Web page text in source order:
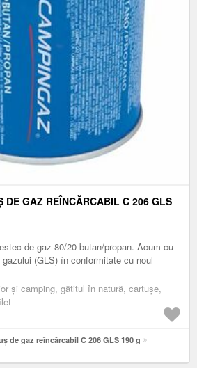
DE GAZ REÎNCĂRCABIL C 206 GLS
de gaz 80/20 butan/propan. Acum cu
(GLS) în conformitate cu noul
și camping, gătitul în natură, cartușe,
de gaz reîncărcabil C 206 GLS 190 g